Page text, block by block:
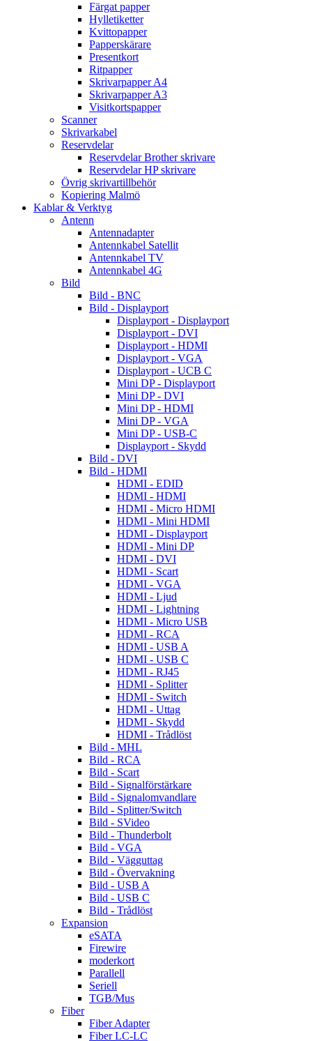
Färgat papper
Hylletiketter
Kvittopapper
Papperskärare
Presentkort
Ritpapper
Skrivarpapper A4
Skrivarpapper A3
Visitkortspapper
Scanner
Skrivarkabel
Reservdelar
Reservdelar Brother skrivare
Reservdelar HP skrivare
Övrig skrivartillbehör
Kopiering Malmö
Kablar & Verktyg
Antenn
Antennadapter
Antennkabel Satellit
Antennkabel TV
Antennkabel 4G
Bild
Bild - BNC
Bild - Displayport
Displayport - Displayport
Displayport - DVI
Displayport - HDMI
Displayport - VGA
Displayport - UCB C
Mini DP - Displayport
Mini DP - DVI
Mini DP - HDMI
Mini DP - VGA
Mini DP - USB-C
Displayport - Skydd
Bild - DVI
Bild - HDMI
HDMI - EDID
HDMI - HDMI
HDMI - Micro HDMI
HDMI - Mini HDMI
HDMI - Displayport
HDMI - Mini DP
HDMI - DVI
HDMI - Scart
HDMI - VGA
HDMI - Ljud
HDMI - Lightning
HDMI - Micro USB
HDMI - RCA
HDMI - USB A
HDMI - USB C
HDMI - RJ45
HDMI - Splitter
HDMI - Switch
HDMI - Uttag
HDMI - Skydd
HDMI - Trådlöst
Bild - MHL
Bild - RCA
Bild - Scart
Bild - Signalförstärkare
Bild - Signalomvandlare
Bild - Splitter/Switch
Bild - SVideo
Bild - Thunderbolt
Bild - VGA
Bild - Vägguttag
Bild - Övervakning
Bild - USB A
Bild - USB C
Bild - Trådlöst
Expansion
eSATA
Firewire
moderkort
Parallell
Seriell
TGB/Mus
Fiber
Fiber Adapter
Fiber LC-LC